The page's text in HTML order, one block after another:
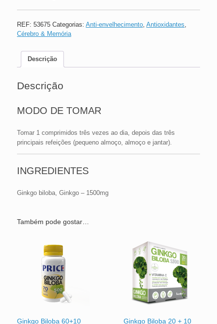
REF: 53675 Categorias: Anti-envelhecimento Antioxidantes
Cérebro & Memória
Descrição
Descrição
MODO DE TOMAR
Tomar 1 comprimidos três vezes ao dia, depois das três
principais refeições (pequeno almoço, almoço e jantar).
INGREDIENTES
Ginkgo biloba, Ginkgo – 1500mg
Também pode gostar…
Ginkgo Biloba 60+10
Ginkgo Biloba 20 + 10